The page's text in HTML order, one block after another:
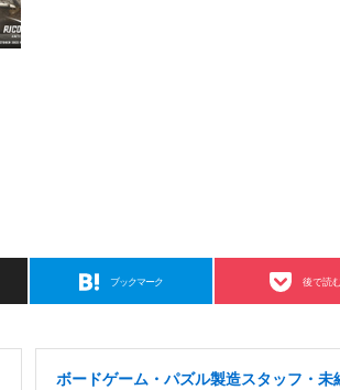
ブックマーク 後で読
ボードゲーム・パズル製造スタッフ・未